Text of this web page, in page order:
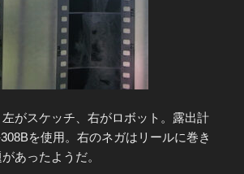
がスケッチ、右がロボット。露出計
を使用。右のネガはリールに巻き
あったようだ。